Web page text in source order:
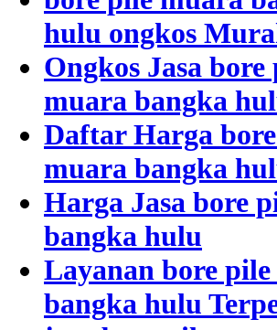
hulu ongkos
Ongkos Jasa bore
muara bangka
Daftar Harga
muara bangka
Harga Jasa bore
bangka hulu
Layanan bore
bangka hulu